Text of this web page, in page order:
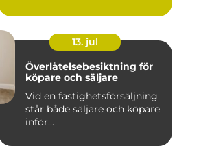
13. jul
Överlåtelsebesiktning för
köpare och säljare
Vid en fastighetsförsäljning
står både säljare och köpare
inför...